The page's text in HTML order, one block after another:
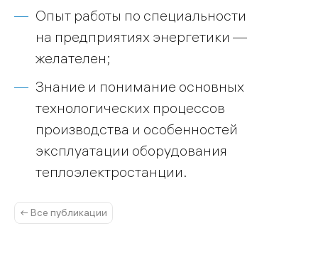
Опыт работы по специальности
на предприятиях энергетики —
желателен;
Знание и понимание основных
технологических процессов
производства и особенностей
эксплуатации оборудования
теплоэлектростанции.
← Все публикации